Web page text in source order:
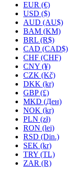
EUR (€)
USD ($)
AUD (AU$)
BAM (KM)
BRL (R$)
CAD (CAD$)
CHF (CHF)
CNY (¥)
CZK (Kč)
DKK (kr)
GBP (£)
MKD (Ден)
NOK (kr)
PLN (zł)
RON (lei)
RSD (Din.)
SEK (kr)
TRY (TL)
ZAR (R)